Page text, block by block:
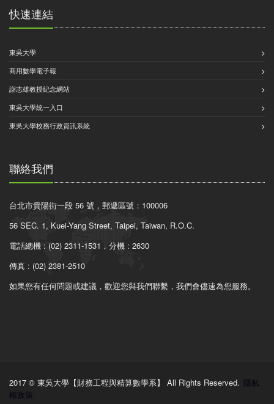
快速連結
東吳大學
商用數學電子報
謝志雄教授紀念網站
東吳大學統一入口
東吳大學校務行政資訊系統
聯絡我們
台北市貴陽街一段 56 號，郵遞區號：100006
56 SEC. 1, Kuei-Yang Street, Taipei, Taiwan, R.O.C.
電話總機 : (02) 2311-1531，分機 : 2630
傳真 : (02) 2381-2510
如果您有任何問題或建議，歡迎您與我們聯繫，我們會儘速為您服務。
2017 © 東吳大學【財務工程與精算數學系】 All Rights Reserved. 隱私
權政策